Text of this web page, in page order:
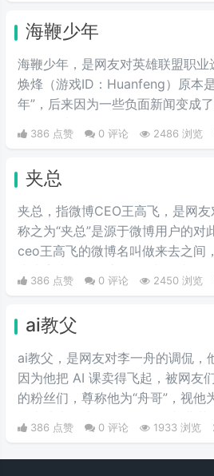
海鞭少年
海鞭少年，是网友对英雄联盟职
焕烽（游戏ID：Huanfeng）原本
年”，后来因为一些负面新闻变成
386 点赞 0 评论 2486 浏览
夹总
夹总，指微博CEO王高飞，是网
称之为“夹总”是源于微博用户的对
ceo王高飞的微博名叫做来去之间
为来字去掉一竖之后是“夹”，并且
为称为“夹”，所以来去之间喜提夹
386 点赞 0 评论 2450 浏览
ai教父
ai教父，是网友对李一舟的调侃，
因为他把 AI 课卖得飞起，被网友
的粉丝们，尊称他为“舟哥”，视他
他的课程是“智商税”。
386 点赞 0 评论 1933 浏览